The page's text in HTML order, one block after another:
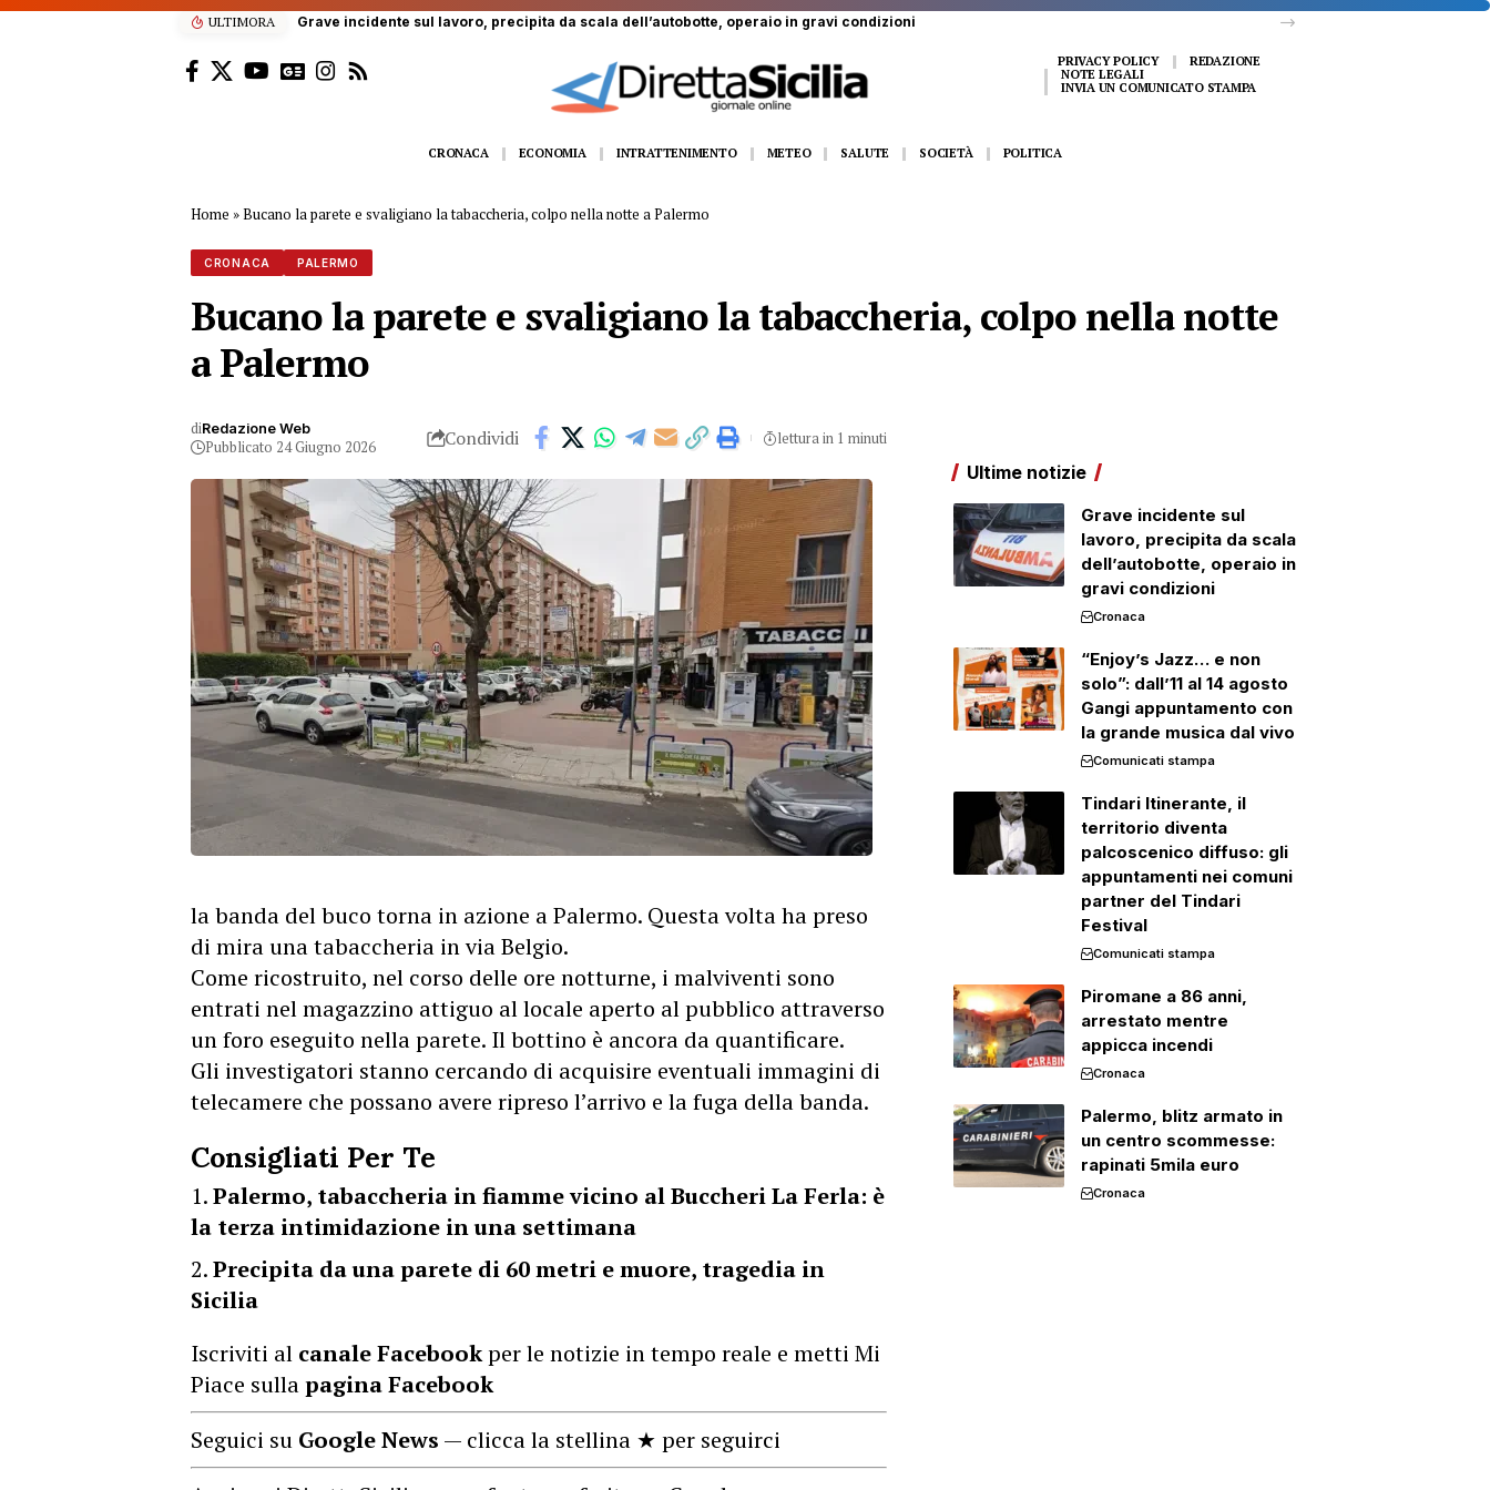
ULTIMORA
dell’autobotte, operaio in gravi condizioni
PRIVACY POLICY
REDAZIONE
NOTE LEGALI
INVIA UN COMUNICATO STAMPA
CRONACA ECONOMIA INTRATTENIMENTO METEO SALUTE SOCIETÀ POLITICA
Home »Bucano la parete e svaligiano la tabaccheria, colpo nella notte a Palermo
CRONACA PALERMO
Bucano la parete e svaligiano la tabaccheria, colpo nella notte
a Palermo
diRedazione Web
Pubblicato 24 Giugno 2026 Condividi lettura in 1 minuti
la banda del buco torna in azione aPalermo. Questa volta ha preso
di mira unatabaccheria in via Belgio.
Come ricostruito, nel corso delle ore notturne, i malviventi sono
entrati nel magazzino attiguo al locale aperto al pubblico attraverso
un foro eseguito nella parete. Il bottino è ancora da quantificare.
Gli investigatori stanno cercando di acquisire eventuali immagini di
telecamere che possano avere ripreso l’arrivo e la fuga della banda.
Consigliati Per Te
Palermo, tabaccheria in fiamme vicino al Buccheri La Ferla: è
la terza intimidazione in una settimana
Precipita da una parete di 60 metri e muore, tragedia in
Sicilia
Iscriviti al canale Facebookper le notizie in tempo reale e metti Mi
Piace sullapagina Facebook
Seguici su Google News — clicca la stellina ★ per seguirci
Ultime notizie
Grave incidente sul
lavoro, precipita da scala
dell’autobotte, operaio in
gravi condizioni
Cronaca
“Enjoy’s Jazz… e non
solo”: dall’11 al 14 agosto
Gangi appuntamento con
la grande musica dal vivo
Comunicati stampa
Tindari Itinerante, il
territorio diventa
palcoscenico diffuso: gli
appuntamenti nei comuni
partner del Tindari
Festival
Comunicati stampa
Piromane a 86 anni,
arrestato mentre
appicca incendi
Cronaca
Palermo, blitz armato in
un centro scommesse:
rapinati 5mila euro
Cronaca